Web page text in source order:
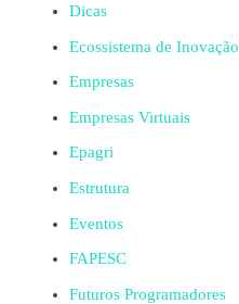
Dicas
Ecossistema de Inovação
Empresas
Empresas Virtuais
Epagri
Estrutura
Eventos
FAPESC
Futuros Programadores